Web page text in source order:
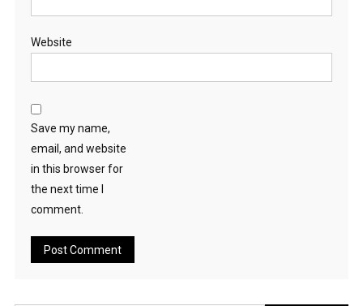
Website
Save my name,
email, and website
in this browser for
the next time I
comment.